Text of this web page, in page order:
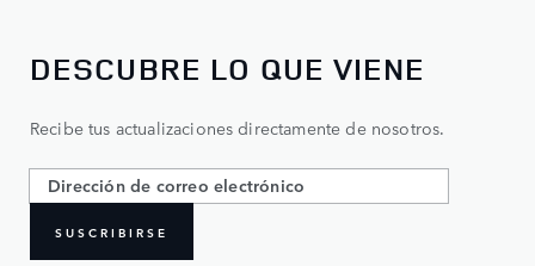
DESCUBRE LO QUE VIENE
Recibe tus actualizaciones directamente de nosotros.
SUSCRIBIRSE